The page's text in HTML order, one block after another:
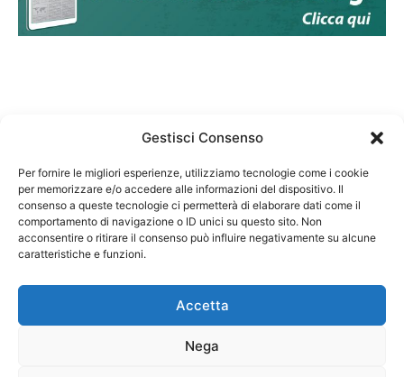
Gestisci Consenso
Per fornire le migliori esperienze, utilizziamo tecnologie come i cookie
per memorizzare e/o accedere alle informazioni del dispositivo. Il
consenso a queste tecnologie ci permetterà di elaborare dati come il
comportamento di navigazione o ID unici su questo sito. Non
acconsentire o ritirare il consenso può influire negativamente su alcune
caratteristiche e funzioni.
Accetta
Nega
Federazione Nazionale Degli Ordini dei Biologi:
codice fiscale 80069130583
Responsabile sito internet www.fnob.it: Vincenzo